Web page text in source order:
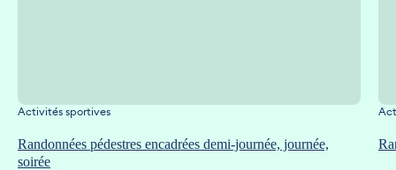
Randonnées pédestres encadrées demi-journée, journée,
soirée
Activités sportives